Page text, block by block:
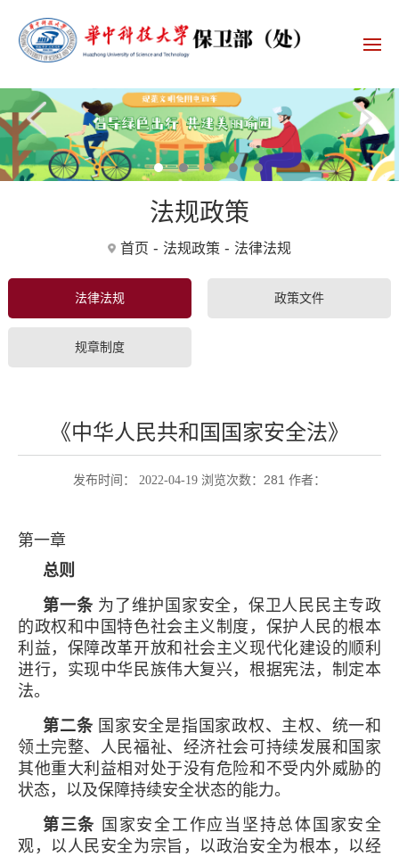
1 2 3 4 5
法规政策
首页 - 法规政策 - 法律法规
法律法规 政策文件
规章制度
《中华人民共和国国家安全法》
发布时间： 2022-04-19 浏览次数： 281 作者：
第一章
总则
第一条 为了维护国家安全，保卫人民民主专政
的政权和中国特色社会主义制度，保护人民的根本
利益，保障改革开放和社会主义现代化建设的顺利
进行，实现中华民族伟大复兴，根据宪法，制定本
法。
第二条 国家安全是指国家政权、主权、统一和
领土完整、人民福祉、经济社会可持续发展和国家
其他重大利益相对处于没有危险和不受内外威胁的
状态，以及保障持续安全状态的能力。
第三条 国家安全工作应当坚持总体国家安全
观，以人民安全为宗旨，以政治安全为根本，以经